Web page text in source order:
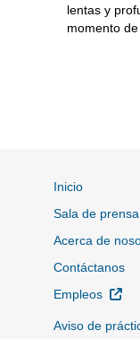
lentas y
momento
Inicio
Sala de prensa
Acerca de
Contáctanos
Empleos
Aviso de